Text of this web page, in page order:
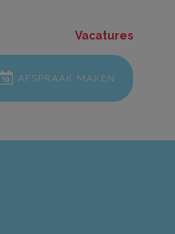
Vacatures
AFSPRAAK MAKEN